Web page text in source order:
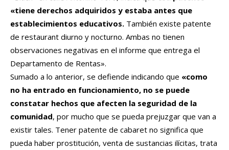
«tiene derechos adquiridos y estaba antes que
establecimientos educativos. También existe patente
de restaurant diurno y nocturno. Ambas no tienen
observaciones negativas en el informe que entrega el
Departamento de Rentas».
Sumado a lo anterior, se defiende indicando que «como
no ha entrado en funcionamiento, no se puede
constatar hechos que afecten la seguridad de la
comunidad, por mucho que se pueda prejuzgar que van a
existir tales. Tener patente de cabaret no significa que
pueda haber prostitución, venta de sustancias ilícitas, trata